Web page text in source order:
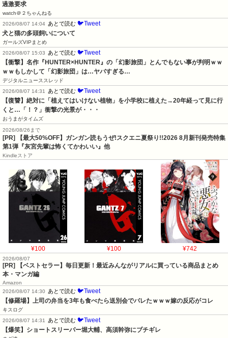
過激要求
watch＠２ちゃんねる
2026/08/07 14:04 あとで読む 🐦Tweet
犬と猫の多頭飼いについて
ガールズVIPまとめ
2026/08/07 15:03
あとで読む 🐦Tweet
【衝撃】名作『HUNTER×HUNTER』の「幻影旅団」とんでもない事が判明ｗｗ
ｗｗもしかして「幻影旅団」は…ヤバすぎる…
デジタルニューススレッド
2026/08/07 14:31
あとで読む 🐦Tweet
【復讐】絶対に「植えてはいけない植物」を小学校に植えた→20年経って見に行
くと…「！？」衝撃の光景が・・・
おうまがタイムズ
2026/08/26まで
[PR] 【最大50%OFF】ガンガン読もうぜ!スクエニ夏祭り!!2026 8月新刊発売特集
第1弾『灰宮先輩は怖くてかわいい』他
Kindleストア
¥100 ¥100 ¥742
2026/08/07
[PR] 【ベストセラー】毎日更新！最近みんながリアルに買っている商品まとめ
本・マンガ編
Amazon
2026/08/07 14:30
あとで読む 🐦Tweet
【修羅場】上司の弁当を3年も食べたら送別会でバレたｗｗｗ嫁の反応がコレ
キスログ
2026/08/07 14:31
あとで読む 🐦Tweet
【爆笑】ショートスリーパー堀大輔、高須幹弥にブチギレ